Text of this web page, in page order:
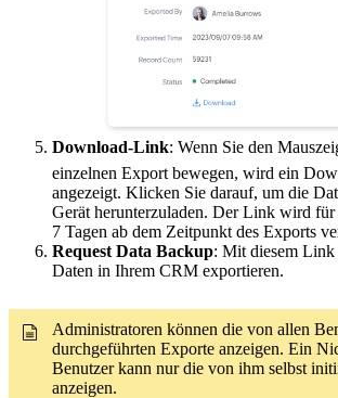
Download-Link: Wenn Sie den
einzelnen Export bewegen, wird ein
angezeigt. Klicken Sie darauf, um die
Gerät herunterzuladen. Der Link wird
7 Tagen ab dem Zeitpunkt des Exports
Request Data Backup: Mit diesem Link
Daten in Ihrem CRM exportieren.
Administratoren können die von allen
durchgeführten Exporte anzeigen. Ein
Benutzer kann nur die von ihm selbst
anzeigen.